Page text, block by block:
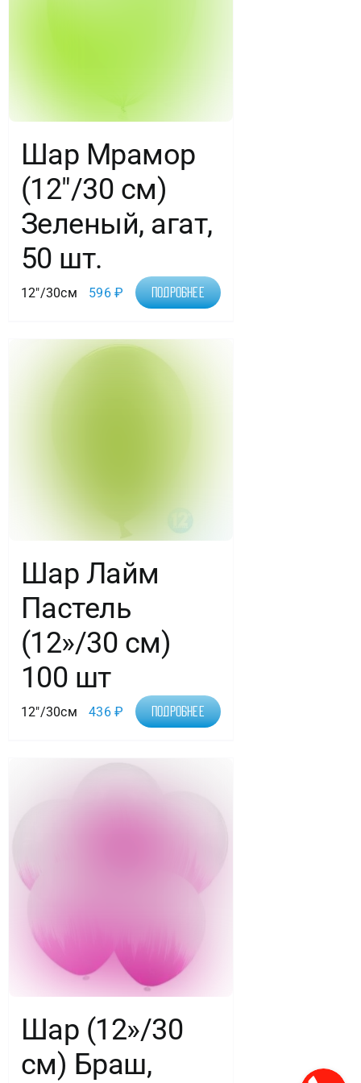
Шар Мрамор
(12″/30 см)
Зеленый, агат,
50 шт.
12"/30см 596₽ Подробнее
Шар Лайм
Пастель
(12»/30 см)
100 шт
12"/30см 436₽ Подробнее
Шар (12»/30
см) Браш,